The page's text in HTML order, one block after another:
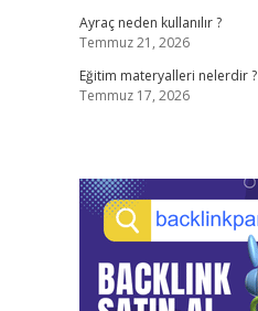
Ayraç neden kullanılır ?
Temmuz 21, 2026
Eğitim materyalleri nelerdir ?
Temmuz 17, 2026